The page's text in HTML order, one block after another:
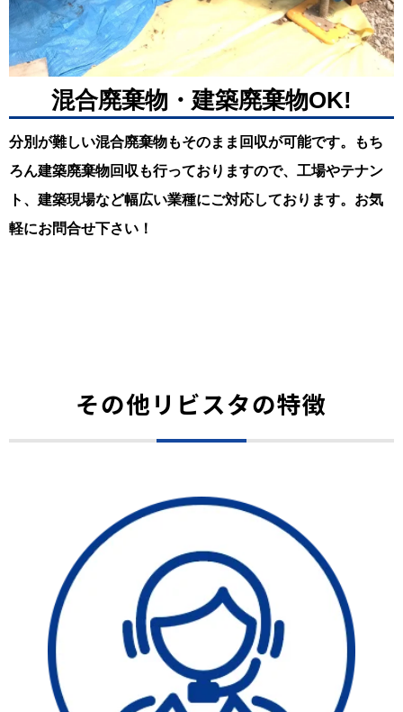
混合廃棄物・建築廃棄物OK!
分別が難しい混合廃棄物もそのまま回収が可能です。もち
ろん建築廃棄物回収も行っておりますので、工場やテナン
ト、建築現場など幅広い業種にご対応しております。お気
軽にお問合せ下さい！
その他リビスタの特徴